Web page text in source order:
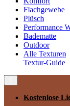
Flachgewebe
Plüsch
Performance
Badematte
Outdoor
Alle Texturen
Textur-Guide
Kostenlose